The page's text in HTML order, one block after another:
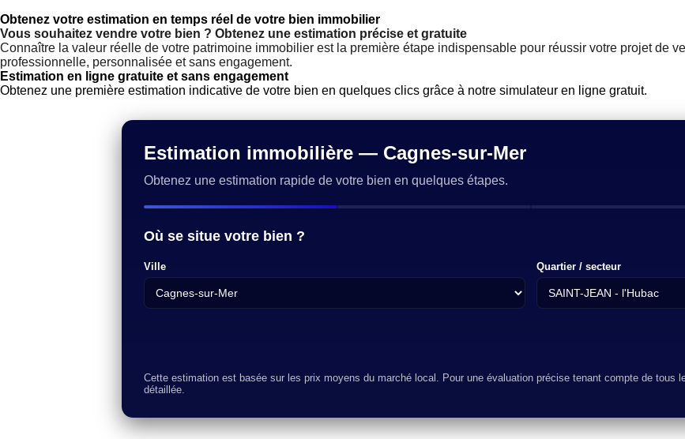
Obtenez votre estimation en temps réel de votre bien immobilier
Vous souhaitez vendre votre bien ? Obtenez une estimation précise et gratuite
Connaître la valeur réelle de votre patrimoine immobilier est la première étape indispensable pour réussir votre projet de
professionnelle, personnalisée et sans engagement.
Estimation en ligne gratuite et sans engagement
Obtenez une première estimation indicative de votre bien en quelques clics grâce à notre simulateur en ligne gratuit.
Estimation immobilière — Cagnes-sur-Mer
Obtenez une estimation rapide de votre bien en quelques étapes.
Où se situe votre bien ?
Ville Quartier / secteur
Cette estimation est basée sur les prix moyens du marché local. Pour une évaluation précise tenant compte de tous
détaillée.